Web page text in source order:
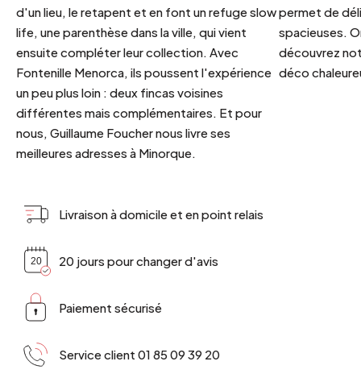
d'un lieu, le retapent et en font un refuge slow
life, une parenthèse dans la ville, qui vient
ensuite compléter leur collection. Avec
Fontenille Menorca, ils poussent l'expérience
un peu plus loin : deux fincas voisines
différentes mais complémentaires. Et pour
nous, Guillaume Foucher nous livre ses
meilleures adresses à Minorque.
permet de
spacieuses.
découvrez
déco
Livraison à domicile et en point relais
20 jours pour changer d'avis
Paiement sécurisé
Service client 01 85 09 39 20